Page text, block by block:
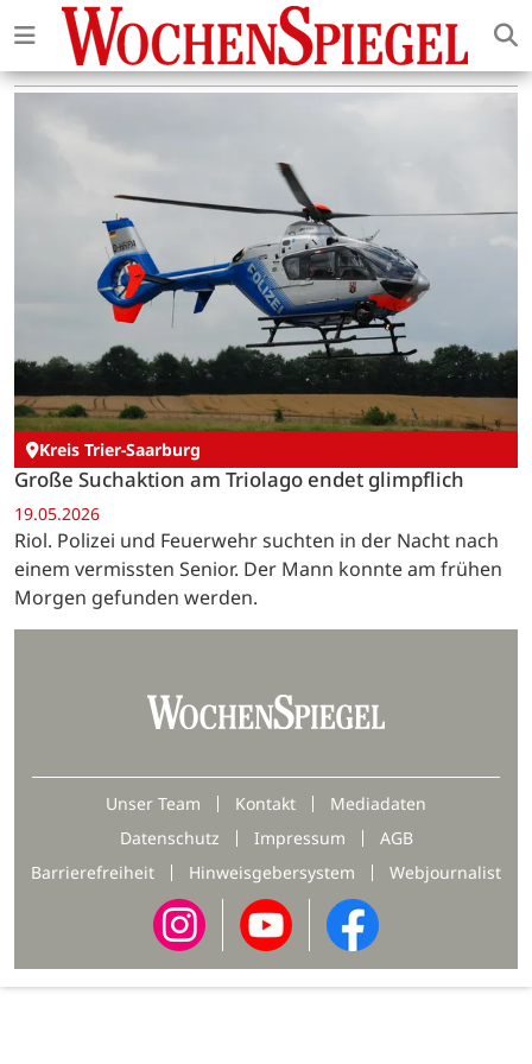
Kreis Trier-Saarburg
Große Suchaktion am Triolago endet glimpflich
19.05.2026
Riol. Polizei und Feuerwehr suchten in der Nacht nach
einem vermissten Senior. Der Mann konnte am frühen
Morgen gefunden werden.
Unser Team Kontakt
Mediadaten
Datenschutz
Impressum
AGB
Barrierefreiheit
Hinweisgebersystem Webjournalist